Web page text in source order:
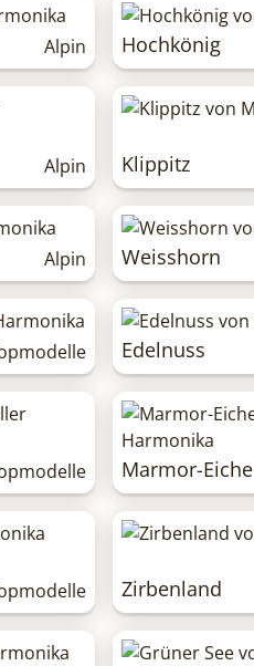
Alpin Hochkönig
Alpin Klippitz
Alpin Weisshorn
Edelnuss
Marmor-Eiche
Zirbenland